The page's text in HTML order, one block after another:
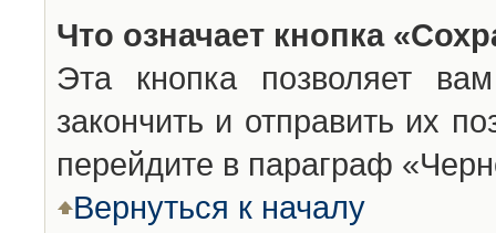
Что означает кнопка
Эта кнопка позволяет
закончить и отправить их
перейдите в параграф
Вернуться к началу